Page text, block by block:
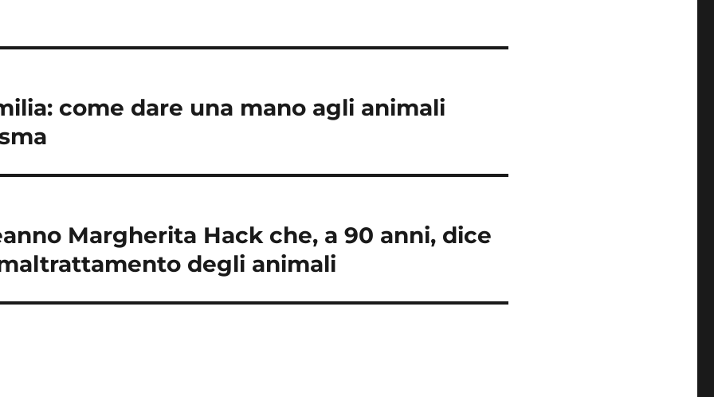
come dare una mano agli animali
Margherita Hack che, a 90 anni, dice
degli animali